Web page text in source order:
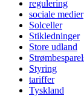
regulering
sociale medier
Solceller
Stikledninger
Store udland
Styring
tariffer
Tyskland